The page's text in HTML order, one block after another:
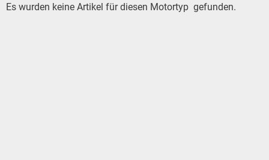
Es wurden keine Artikel für diesen Motortyp gefunden.